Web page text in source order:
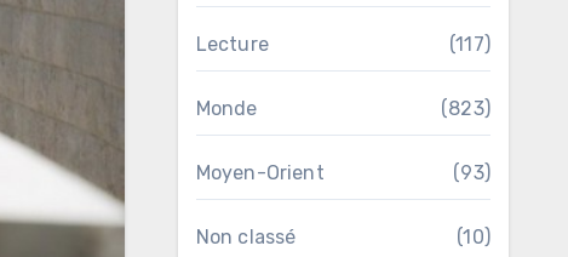
Lecture (117)
Monde (823)
Moyen-Orient (93)
Non classé (10)